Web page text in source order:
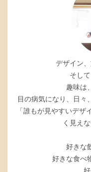
デザイン
そし
趣味は
目の病気になり、日々
「誰もが見やすいデザ
く見え
好きな
好きな食べ